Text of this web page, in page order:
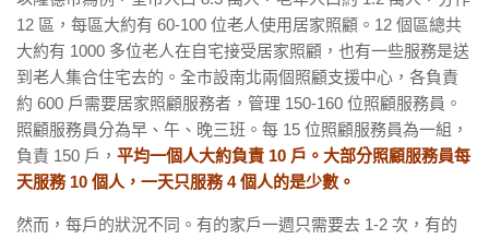
12 區，每區大約有 60-100 位老人使用居家照顧。12 個區總共
大約有 1000 多位老人在自宅接受居家照顧，也有一些服務是送
到老人集合住宅去的。全市設南北兩個照顧支援中心，各負責
約 600 戶需要居家照顧服務者，管理 150-160 位照顧服務員。
照顧服務員分為早、午、晚三班。每 15 位照顧服務員為一組，
負責 150 戶， 平均一個人大約負責 10 戶。大部分照顧服務員每
天服務 10 個人，一天只服務 4 個人的是少數。
然而，每戶的狀況不同。有的家戶一週只需要去 1-2 次，有的